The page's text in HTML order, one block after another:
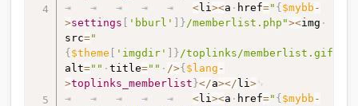
<li ><a href=" {$mybb -
>settings [ 'bburl' ] } /memberlist.php"><img
src="
{$theme [ 'imgdir' ] } /toplinks/memberlist.gif"
alt="" title="" />{$lang -
>toplinks_memberlist}</a></li >
<li ><a href=" {$mybb -